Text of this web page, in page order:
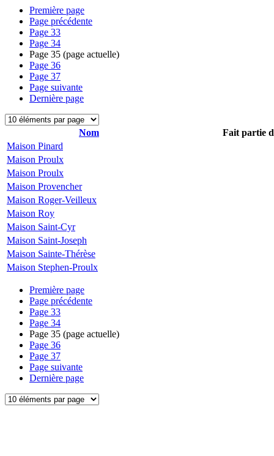
Première page
Page précédente
Page 33
Page 34
Page 35 (page actuelle)
Page 36
Page 37
Page suivante
Dernière page
Nom
Fait partie
Maison Pinard
Maison Proulx
Maison Proulx
Maison Provencher
Maison Roger-Veilleux
Maison Roy
Maison Saint-Cyr
Maison Saint-Joseph
Maison Sainte-Thérèse
Maison Stephen-Proulx
Première page
Page précédente
Page 33
Page 34
Page 35 (page actuelle)
Page 36
Page 37
Page suivante
Dernière page